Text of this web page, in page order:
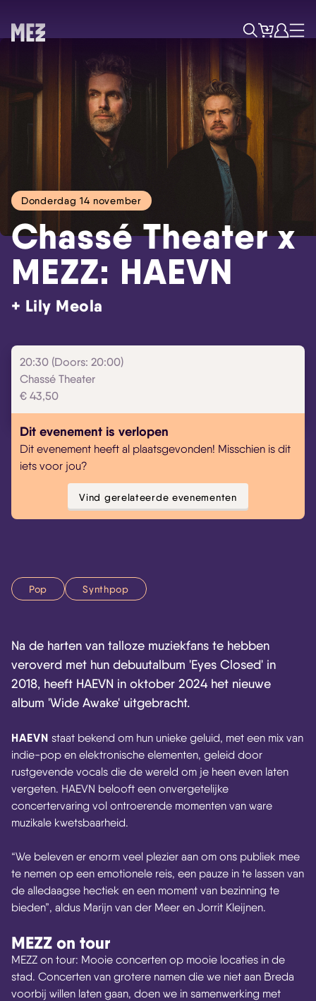
ZoekTicketsAccount
Menu
Donderdag 14 november
Chassé Theater x
MEZZ: HAEVN
+ Lily Meola
20:30 (Doors: 20:00)
Chassé Theater
€ 43,50
Dit evenement is verlopen
Dit evenement heeft al plaatsgevonden! Misschien is dit
iets voor jou?
Vind gerelateerde evenementen
Pop Synthpop
Na de harten van talloze muziekfans te hebben
veroverd met hun debuutalbum 'Eyes Closed' in
2018, heeft HAEVN in oktober 2024 het nieuwe
album 'Wide Awake' uitgebracht.
HAEVN staat bekend om hun unieke geluid, met een mix van
indie-pop en elektronische elementen, geleid door
rustgevende vocals die de wereld om je heen even laten
vergeten. HAEVN belooft een onvergetelijke
concertervaring vol ontroerende momenten van ware
muzikale kwetsbaarheid.
“We beleven er enorm veel plezier aan om ons publiek mee
te nemen op een emotionele reis, een pauze in te lassen van
de alledaagse hectiek en een moment van bezinning te
bieden”, aldus Marijn van der Meer en Jorrit Kleijnen.
MEZZ on tour
MEZZ on tour: Mooie concerten op mooie locaties in de
stad. Concerten van grotere namen die we niet aan Breda
voorbij willen laten gaan, doen we in samenwerking met